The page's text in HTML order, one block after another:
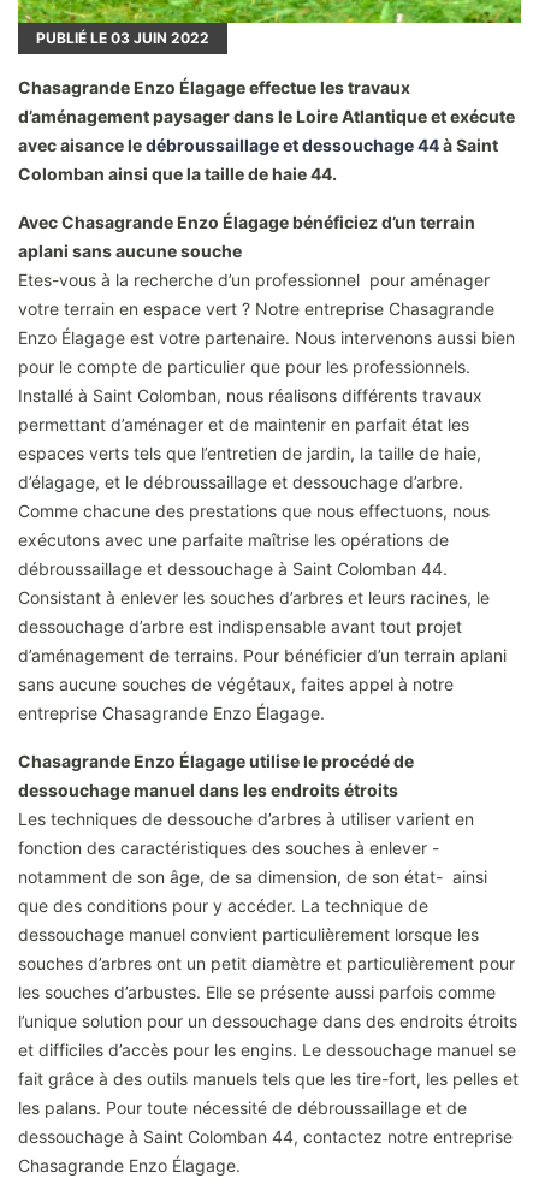
PUBLIÉ LE 03 JUIN 2022
Chasagrande Enzo Élagage effectue les travaux
d’aménagement paysager dans le Loire Atlantique et exécute
avec aisance ledébroussaillage et dessouchage 44à Saint
Colomban ainsi que la taille de haie 44.
Avec Chasagrande Enzo Élagage bénéficiez d’un terrain
aplani sans aucune souche
Etes-vous à la recherche d’un professionnel pour aménager
votre terrain en espace vert ? Notre entreprise Chasagrande
Enzo Élagage est votre partenaire. Nous intervenons aussi bien
pour le compte de particulier que pour les professionnels.
Installé à Saint Colomban, nous réalisons différents travaux
permettant d’aménager et de maintenir en parfait état les
espaces verts tels que l’entretien de jardin, la taille de haie,
d’élagage, et le débroussaillage et dessouchage d’arbre.
Comme chacune des prestations que nous effectuons, nous
exécutons avec une parfaite maîtrise les opérations de
débroussaillage et dessouchage à Saint Colomban 44.
Consistant à enlever les souches d’arbres et leurs racines, le
dessouchage d’arbre est indispensable avant tout projet
d’aménagement de terrains. Pour bénéficier d’un terrain aplani
sans aucune souches de végétaux, faites appel à notre
entreprise Chasagrande Enzo Élagage.
Chasagrande Enzo Élagage utilise le procédé de
dessouchage manuel dans les endroits étroits
Les techniques de dessouche d’arbres à utiliser varient en
fonction des caractéristiques des souches à enlever -
notamment de son âge, de sa dimension, de son état- ainsi
que des conditions pour y accéder. La technique de
dessouchage manuel convient particulièrement lorsque les
souches d’arbres ont un petit diamètre et particulièrement pour
les souches d’arbustes. Elle se présente aussi parfois comme
l’unique solution pour un dessouchage dans des endroits étroits
et difficiles d’accès pour les engins. Le dessouchage manuel se
fait grâce à des outils manuels tels que les tire-fort, les pelles et
les palans. Pour toute nécessité de débroussaillage et de
dessouchage à Saint Colomban 44, contactez notre entreprise
Chasagrande Enzo Élagage.